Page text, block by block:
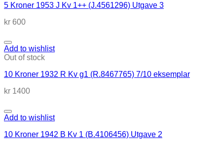
5 Kroner 1953 J Kv 1++ (J.4561296) Utgave 3
kr 600
Add to wishlist
Out of stock
10 Kroner 1932 R Kv g1 (R.8467765) 7/10 eksemplar
kr 1400
Add to wishlist
10 Kroner 1942 B Kv 1 (B.4106456) Utgave 2